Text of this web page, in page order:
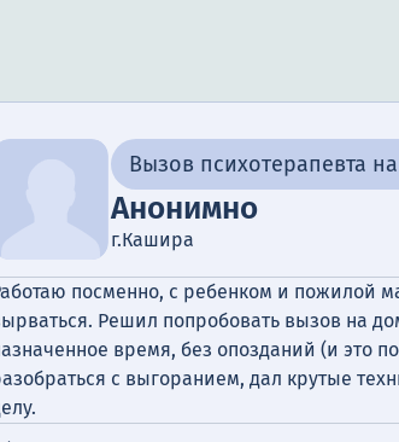
Вызов психотерапевта
Анонимно
г.Кашира
посменно, с ребенком и пожилой
Решил попробовать вызов на
время, без опозданий (и это
с выгоранием, дал крутые